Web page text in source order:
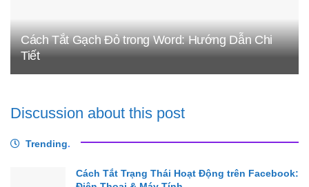
Cách Tắt Gạch Đỏ trong Word: Hướng Dẫn Chi
Tiết
Discussion about this post
Trending.
Cách Tắt Trạng Thái Hoạt Động trên Facebook: